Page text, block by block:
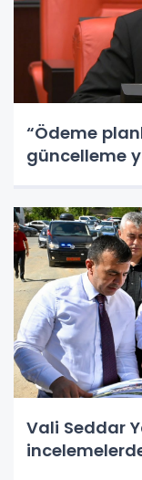
“Ödeme
güncelleme
Vali Seddar